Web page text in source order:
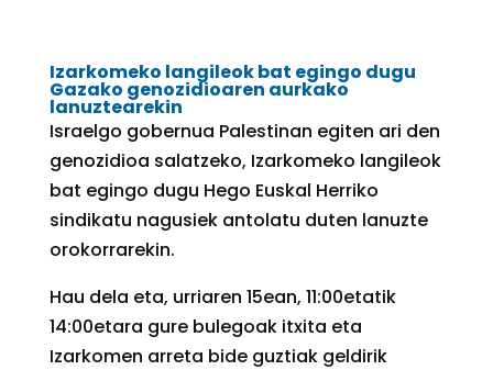
Izarkomeko langileok bat egingo dugu
Gazako genozidioaren aurkako
lanuztearekin
Israelgo gobernua Palestinan egiten ari den
genozidioa salatzeko, Izarkomeko langileok
bat egingo dugu Hego Euskal Herriko
sindikatu nagusiek antolatu duten lanuzte
orokorrarekin.
Hau dela eta, urriaren 15ean, 11:00etatik
14:00etara gure bulegoak itxita eta
Izarkomen arreta bide guztiak geldirik